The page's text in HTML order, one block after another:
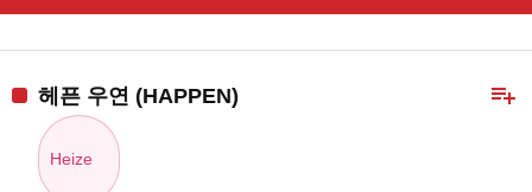
playlist_add
헤픈 우연 (HAPPEN)
Heize